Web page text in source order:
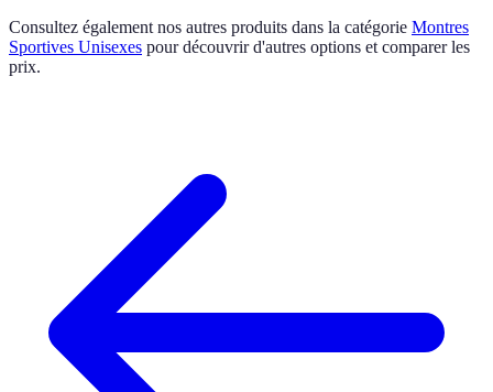
Consultez également nos autres produits dans la catégorie Montres
Sportives Unisexes pour découvrir d'autres options et comparer les
prix.